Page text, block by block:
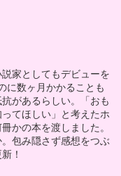
家としてもデビューを
に数ヶ月かかることも
があるらしい。「おも
てほしい」と考えたホ
かの本を渡しました。
包み隠さず感想をつぶ
！